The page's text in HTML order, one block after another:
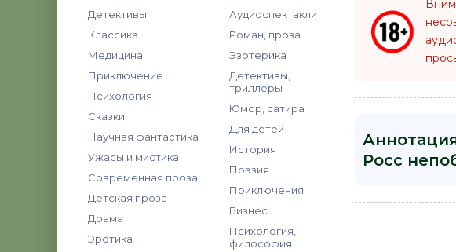
Детективы
Классика
Медицина
Приключение
Психология
Сказки
Научная фантастика
Ужасы и мистика
Современная проза
Детская проза
Драма
Эротика
Аудиоспектакли
Роман, проза
Эзотерика
Детективы,
триллеры
Юмор, сатира
Для детей
История
Поэзия
Приключения
Бизнес
Психология,
философия
Росс